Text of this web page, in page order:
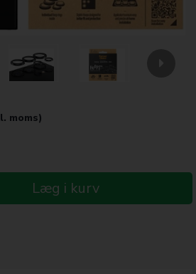
moms)
Læg i kurv